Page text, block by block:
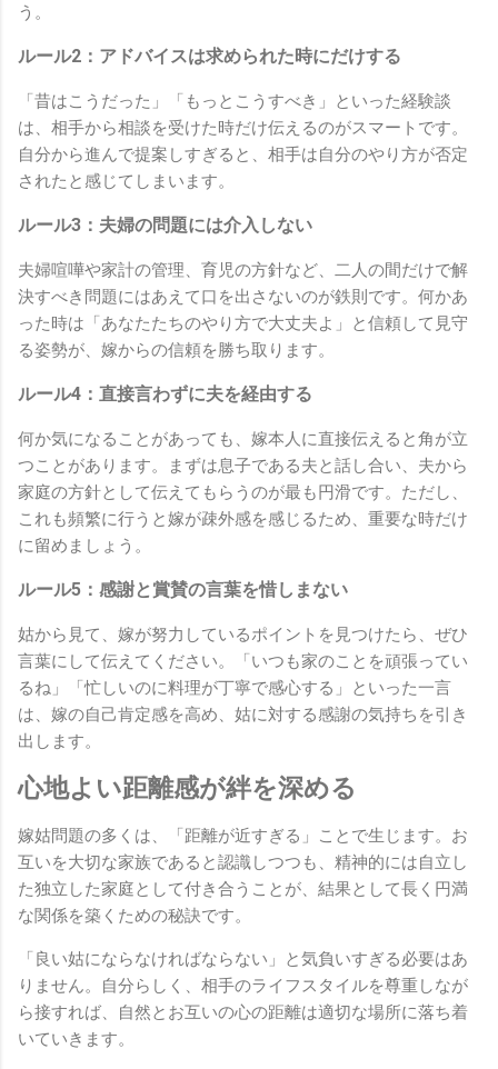
う。
ルール2：アドバイスは求められた時にだけする
「昔はこうだった」「もっとこうすべき」といった経験談
は、相手から相談を受けた時だけ伝えるのがスマートです。
自分から進んで提案しすぎると、相手は自分のやり方が否定
されたと感じてしまいます。
ルール3：夫婦の問題には介入しない
夫婦喧嘩や家計の管理、育児の方針など、二人の間だけで解
決すべき問題にはあえて口を出さないのが鉄則です。何かあ
った時は「あなたたちのやり方で大丈夫よ」と信頼して見守
る姿勢が、嫁からの信頼を勝ち取ります。
ルール4：直接言わずに夫を経由する
何か気になることがあっても、嫁本人に直接伝えると角が立
つことがあります。まずは息子である夫と話し合い、夫から
家庭の方針として伝えてもらうのが最も円滑です。ただし、
これも頻繁に行うと嫁が疎外感を感じるため、重要な時だけ
に留めましょう。
ルール5：感謝と賞賛の言葉を惜しまない
姑から見て、嫁が努力しているポイントを見つけたら、ぜひ
言葉にして伝えてください。「いつも家のことを頑張ってい
るね」「忙しいのに料理が丁寧で感心する」といった一言
は、嫁の自己肯定感を高め、姑に対する感謝の気持ちを引き
出します。
心地よい距離感が絆を深める
嫁姑問題の多くは、「距離が近すぎる」ことで生じます。お
互いを大切な家族であると認識しつつも、精神的には自立し
た独立した家庭として付き合うことが、結果として長く円満
な関係を築くための秘訣です。
「良い姑にならなければならない」と気負いすぎる必要はあ
りません。自分らしく、相手のライフスタイルを尊重しなが
ら接すれば、自然とお互いの心の距離は適切な場所に落ち着
いていきます。